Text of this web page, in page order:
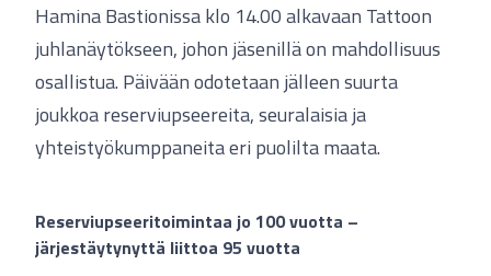
Hamina Bastionissa klo 14.00 alkavaan Tattoon
juhlanäytökseen, johon jäsenillä on mahdollisuus
osallistua. Päivään odotetaan jälleen suurta
joukkoa reserviupseereita, seuralaisia ja
yhteistyökumppaneita eri puolilta maata.
Reserviupseeritoimintaa jo 100 vuotta –
järjestäytynyttä liittoa 95 vuotta